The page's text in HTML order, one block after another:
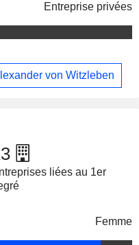
Entreprise privées
von Witzleben
liées au 1er
Femme